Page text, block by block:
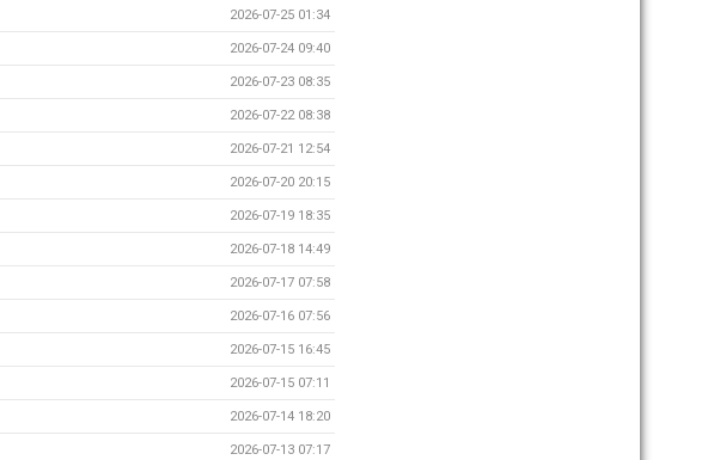
2026-07-25 01:34
2026-07-24 09:40
2026-07-23 08:35
2026-07-22 08:38
2026-07-21 12:54
2026-07-20 20:15
2026-07-19 18:35
2026-07-18 14:49
2026-07-17 07:58
2026-07-16 07:56
2026-07-15 16:45
2026-07-15 07:11
2026-07-14 18:20
2026-07-13 07:17